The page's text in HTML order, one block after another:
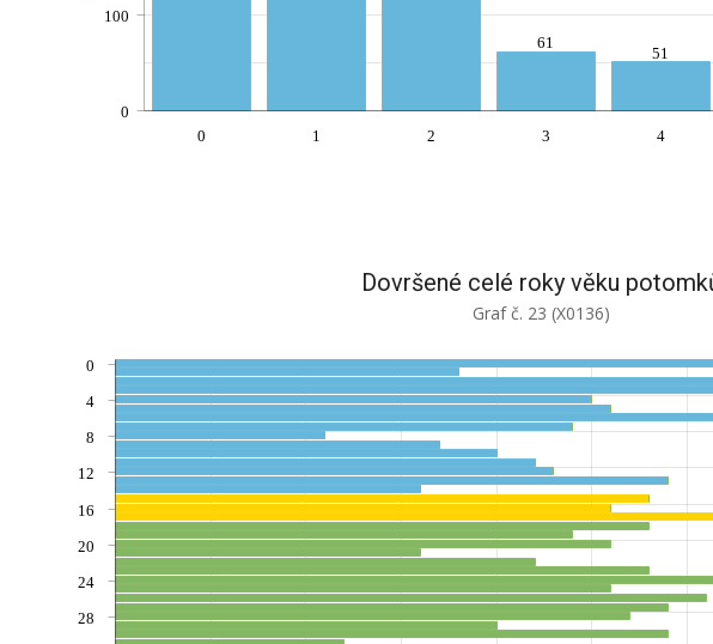
61
51
0
1 2 3 4
0
100
Dovršené celé roky věku
Graf č. 23 (X0136)
0
4
8
12
16
20
24
28